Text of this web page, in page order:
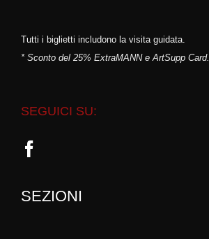
Tutti i biglietti includono la visita guidata.
* Sconto del 25% ExtraMANN e ArtSupp Card.
SEGUICI SU:
SEZIONI